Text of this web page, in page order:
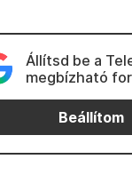
Állítsd be a
megbízható
Beállítom